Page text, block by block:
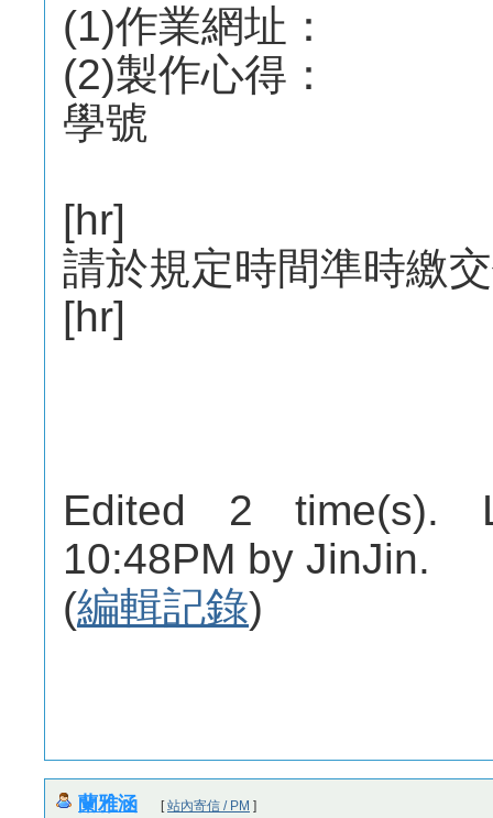
(1)作業網址：
(2)製作心得：
學號
[hr]
請於規定時間準時繳
[hr]
Edited 2 time(s).
10:48PM by JinJin.
(編輯記錄)
蘭雅涵 [站內寄信 / PM ]